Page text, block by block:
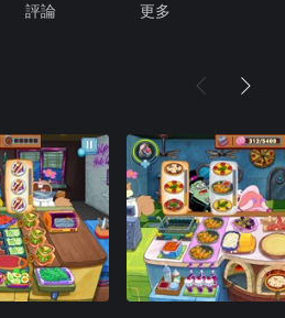
評論 更多